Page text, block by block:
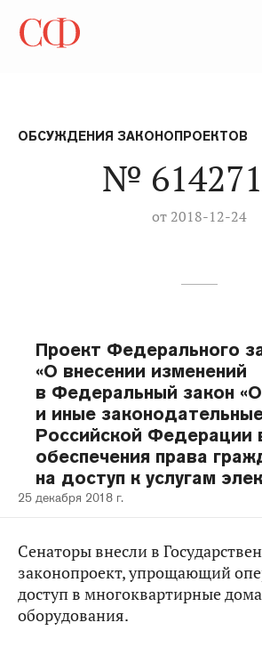
ОБСУЖДЕНИЯ ЗАКОНОПРОЕКТОВ
№
от 2018-12-24
Проект Федерального
«О внесении изменений
в Федеральный закон «О
и иные
Российской Федерации
обеспечения права
на доступ к услугам
25 декабря 2018 г.
Сенаторы внесли в
законопроект, упрощающий
доступ в многоквартирные
оборудования.